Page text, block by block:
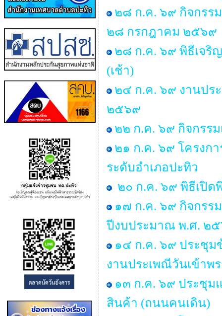
๒๘ ก.ค. ๖๙ กิจกรร
๒๘ กรกฎาคม ๒๕๖๙
๒๘ ก.ค. ๖๙ พิธีเจริ
(เช้า)
๒๔ ก.ค. ๖๙ งานปร
๒๕๖๙
๒๒ ก.ค. ๖๙ กิจกรร
๒๑ ก.ค. ๖๙ โครงก
ระดับอำเภอปะทิว
๒๐ ก.ค. ๖๙ พิธีเปิ
๑๗ ก.ค. ๖๙ กิจกรรม
ปีงบประมาณ พ.ศ. ๒
๑๔ ก.ค. ๖๙ ประชุม
งานประเพณีวันเข้าพ
๑๓ ก.ค. ๖๙ ประชุม
สินค้า (ถนนคนเดิน)